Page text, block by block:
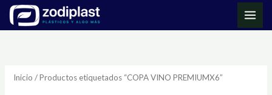
Inicio / Productos etiquetados “COPA VINO PREMIUMX6”